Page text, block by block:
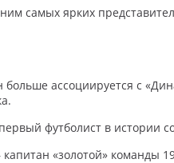
самых ярких
ассоциируется с
футболист в истории
«золотой» команды